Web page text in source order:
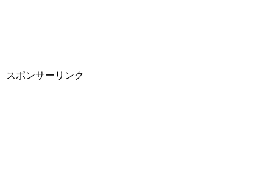
スポンサーリンク